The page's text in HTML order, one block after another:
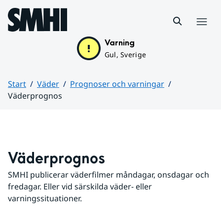
Hoppa till sidans innehåll
Varning
Gul, Sverige
Start Väder
Prognoser och varningar
Väderprognos
Väderprognos
SMHI publicerar väderfilmer måndagar, onsdagar och
fredagar. Eller vid särskilda väder- eller
varningssituationer.